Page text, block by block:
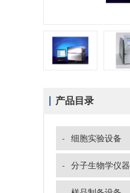
产品目录
- 细胞实验设备
- 分子生物学仪器